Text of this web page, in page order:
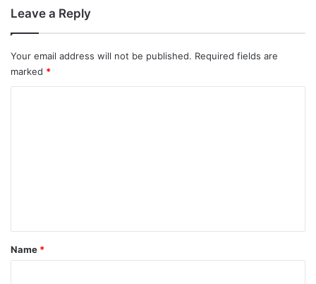
Leave a Reply
Your email address will not be published. Required fields are
marked *
*
Name *